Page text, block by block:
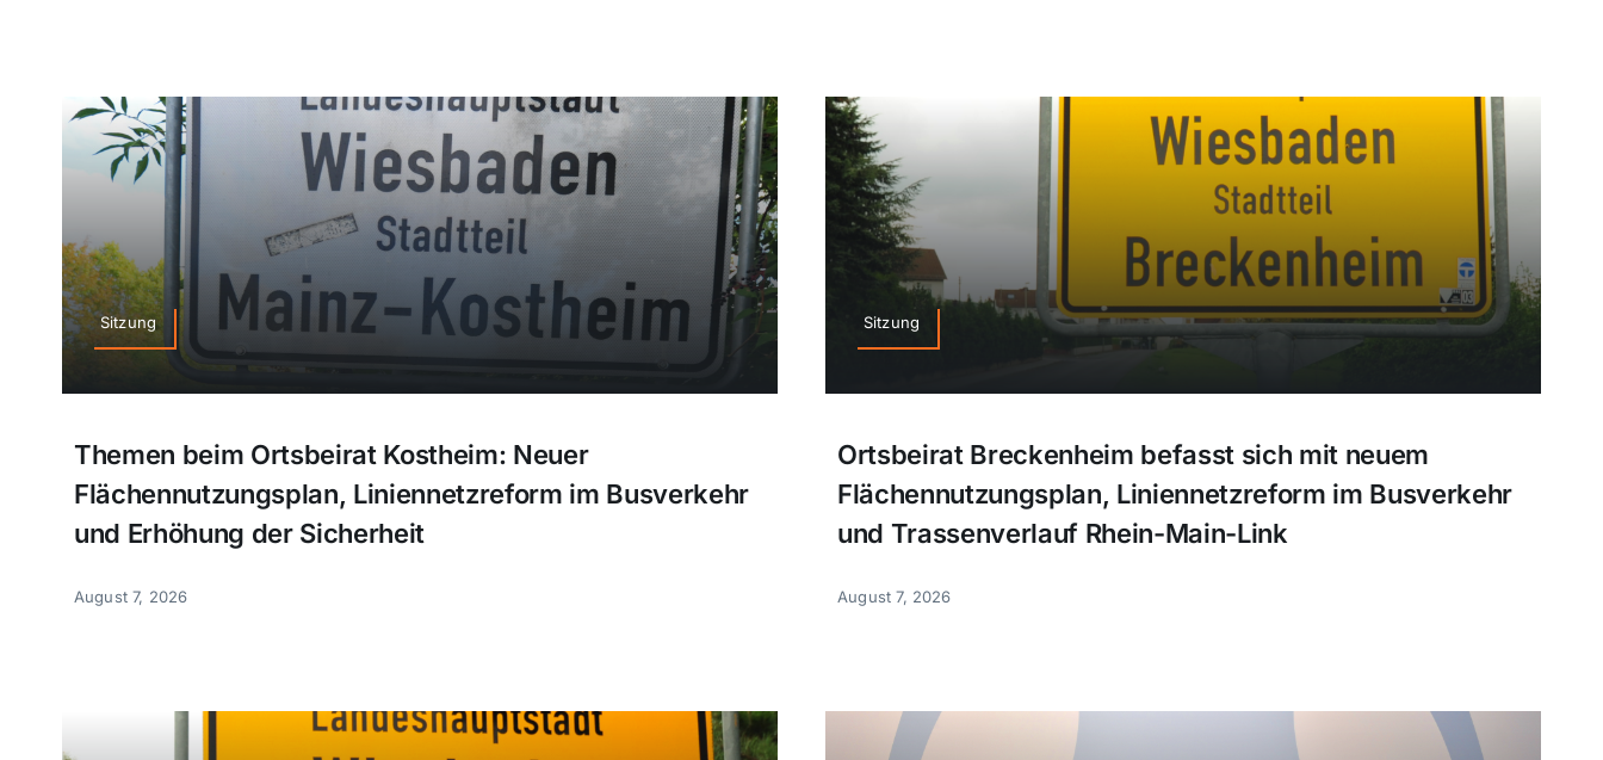
Sitzung
Themen beim Ortsbeirat Kostheim: Neuer
Flächennutzungsplan, Liniennetzreform im Busverkehr
und Erhöhung der Sicherheit
August 7, 2026
Sitzung
Ortsbeirat Breckenheim befasst sich mit neuem
Flächennutzungsplan, Liniennetzreform im Busverkehr
und Trassenverlauf Rhein-Main-Link
August 7, 2026